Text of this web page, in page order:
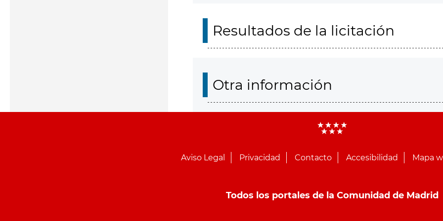
Resultados de la licitación
Otra información
Aviso Legal Privacidad Contacto Accesibilidad Mapa
Todos los portales de la Comunidad de Madrid